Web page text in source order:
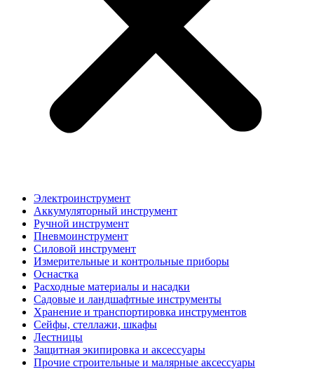
Электроинструмент
Аккумуляторный инструмент
Ручной инструмент
Пневмоинструмент
Силовой инструмент
Измерительные и контрольные приборы
Оснастка
Расходные материалы и насадки
Садовые и ландшафтные инструменты
Хранение и транспортировка инструментов
Сейфы, стеллажи, шкафы
Лестницы
Защитная экипировка и аксессуары
Прочие строительные и малярные аксессуары